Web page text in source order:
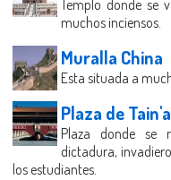
Templo donde se
muchos inciensos.
Muralla China
Esta situada a
Plaza de
Plaza donde se
dictadura,
los estudiantes.